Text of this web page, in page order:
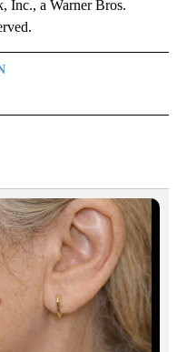
a Warner Bros.
RECEIVE NOTIFICATIONS ABOUT